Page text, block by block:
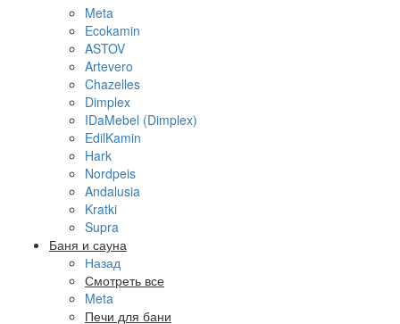
Meta
Ecokamin
ASTOV
Artevero
Chazelles
Dimplex
IDaMebel (Dimplex)
EdilKamin
Hark
Nordpeis
Andalusia
Kratki
Supra
Баня и сауна
Назад
Смотреть все
Meta
Печи для бани